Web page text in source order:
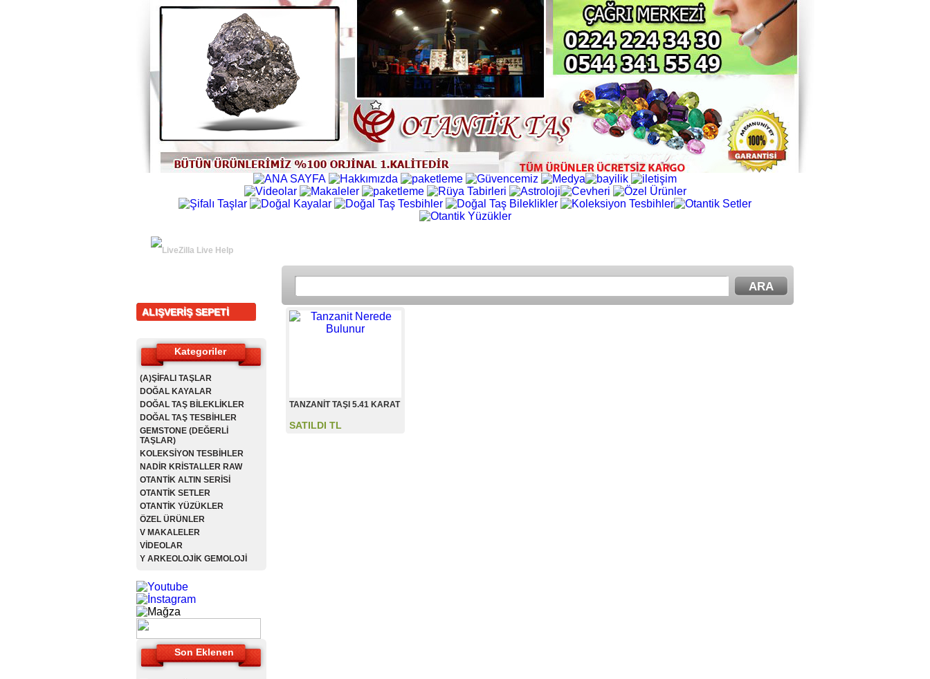
ALIŞVERİŞ SEPETİ
Kategoriler
(A)ŞİFALI TAŞLAR
DOĞAL KAYALAR
DOĞAL TAŞ BİLEKLİKLER
DOĞAL TAŞ TESBİHLER
GEMSTONE (DEĞERLİ
TAŞLAR)
KOLEKSİYON TESBİHLER
NADİR KRİSTALLER RAW
OTANTİK ALTIN SERİSİ
OTANTİK SETLER
OTANTİK YÜZÜKLER
ÖZEL ÜRÜNLER
V MAKALELER
VİDEOLAR
Y ARKEOLOJİK GEMOLOJİ
Son Eklenen
TANZANİT TAŞI 5.41 KARAT
SATILDI TL